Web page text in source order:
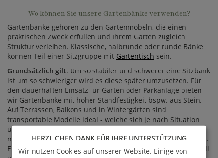
Wo können Sie unsere Gartenbänke verwenden?
Gartenbänke gehören zu den Gartenmöbeln, die einen
praktischen Zweck erfüllen und Ihrem Garten zugleich
Struktur verleihen. Klassische, halbrunde oder runde Bänke
können Teil einer Sitzgruppe mit Gartentisch sein.
Grundsätzlich gilt: Um so stabiler und schwerer eine Sitzbank
ist um so schwieriger wird es diese später umzusetzen. Für
den dauerhaften Einsatz für Garten oder Parkanlage bieten
wir Gartenbänke mit hoher Standfestigkeit bspw. aus Stein.
Auf Terrassen, Balkons und in Wintergärten sind
transportable Modelle ideal - welche sich je nach Situation
umstellen lassen. Es ist dabei empfehlenswert eine Sitzbank
nach Sonneneinfall und geplanten Sichtachsen auszurichten.
Ebenfalls kann man auf die Dynamik bei Gartenpartys schnell
HERZLICHEN DANK FÜR IHRE UNTERSTÜTZUNG
Wir nutzen Cookies auf unserer Website. Einige von